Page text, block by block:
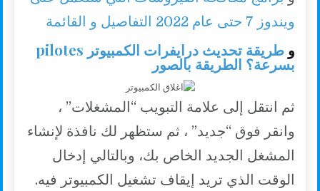
ويندوز 7 حتى عام 2022 التفاصيل و القائمة
و طريقة تحديث درايفرات الكمبيوتر pilotes
بسرعة؟ الطريقة بالصور
ثم انتقل إلى علامة التبويب “المشغلات” ،
وانقر فوق “جديد” ، ثم ستظهر لك نافذة لإنشاء
المشغل الجديد الخاص بك، وبالتالي إدخال
الوقت الذي تريد إيقاف تشغيل الكمبيوتر فيه.